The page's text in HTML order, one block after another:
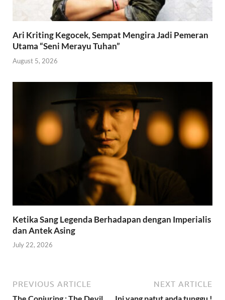
Ari Kriting Kegocek, Sempat Mengira Jadi Pemeran
Utama “Seni Merayu Tuhan”
August 5, 2026
Ketika Sang Legenda Berhadapan dengan Imperialis
dan Antek Asing
July 22, 2026
PREVIOUS ARTICLE NEXT ARTICLE